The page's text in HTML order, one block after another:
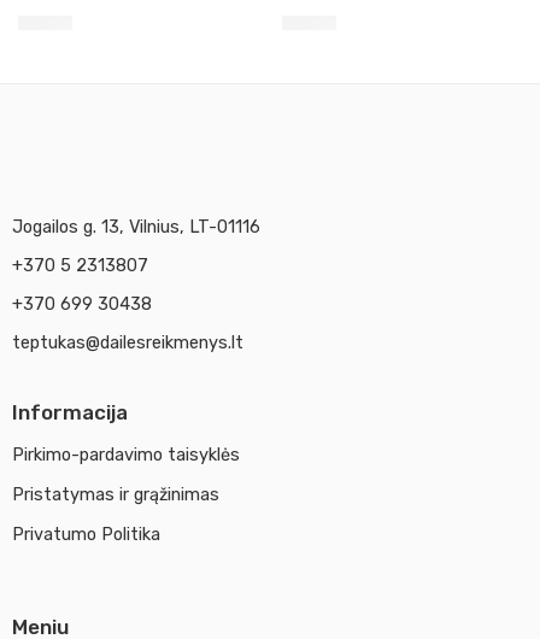
Jogailos g. 13, Vilnius, LT-01116
+370 5 2313807
+370 699 30438
teptukas@dailesreikmenys.lt
Informacija
Pirkimo-pardavimo taisyklės
Pristatymas ir grąžinimas
Privatumo Politika
Meniu